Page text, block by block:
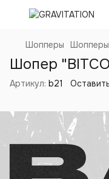
Шопперы Шопперы
Шопер
Артикул: b21